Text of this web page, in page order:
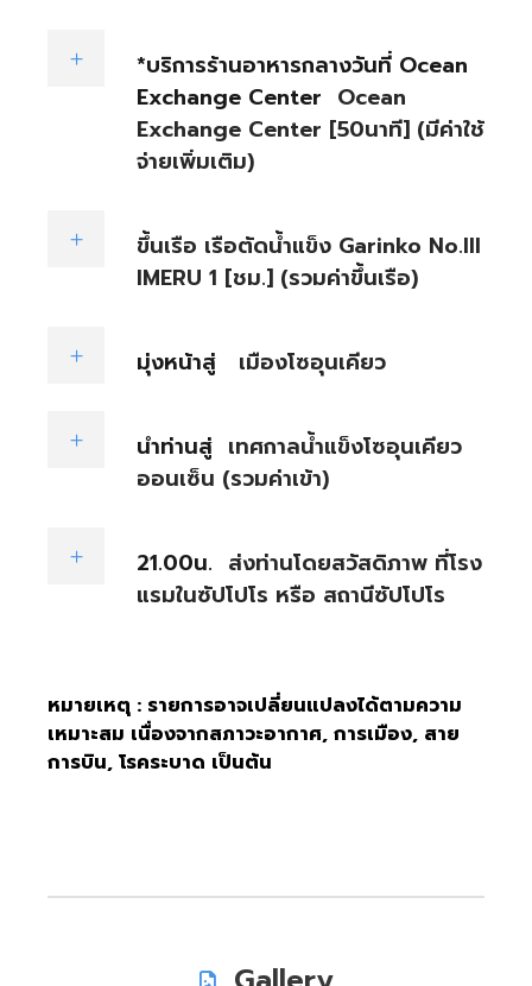
*บริการร้านอาหารกลางวันที่ Ocean
Exchange Center Ocean
Exchange Center [50นาที] (มีค่าใช้
จ่ายเพิ่มเติม)
ขึ้นเรือ เรือตัดน้ำแข็ง Garinko No.III
IMERU 1 [ชม.] (รวมค่าขึ้นเรือ)
มุ่งหน้าสู่ เมืองโซอุนเคียว
นำท่านสู่ เทศกาลน้ำแข็งโซอุนเคียว
ออนเซ็น (รวมค่าเข้า)
21.00น. ส่งท่านโดยสวัสดิภาพ ที่โรง
แรมในซัปโปโร หรือ สถานีซัปโปโร
หมายเหตุ : รายการอาจเปลี่ยนแปลงได้ตามความ
เหมาะสม เนื่องจากสภาวะอากาศ, การเมือง, สาย
การบิน, โรคระบาด เป็นต้น